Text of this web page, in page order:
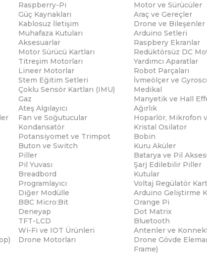
Raspberry-Pi Motor ve Sürücüler
Güç Kaynakları Araç ve Gereçler
Kablosuz İletişim Drone ve Bileşenler
Muhafaza Kutuları Arduino Setleri
Aksesuarlar Raspbery Ekranlar
Motor Sürücü Kartları Redüktörsüz DC
Titreşim Motorları Yardımcı Aparatlar
Lineer Motorlar Robot Parçaları
Stem Eğitim Setleri İvmeölçer ve
Çoklu Sensör Kartları (IMU) Medikal
Gaz Manyetik ve Hall
Ateş Algılayıcı Ağırlık
Fan ve Soğutucular Hoparlör, Mikrofon
Kondansatör Kristal Osilator
Potansiyomet ve Trimpot Bobin
Buton ve Switch Kuru Aküler
Piller Batarya ve Pil
Pil Yuvası Şarj Edilebilir Piller
Breadbord Kutular
Programlayıcı Voltaj Regülatör
Diğer Modülle Arduino Geliştirme
BBC Micro:Bit Orange Pi
Deneyap Dot Matrix
TFT-LCD Bluetooth
Wi-Fi ve IOT Ürünleri Antenler ve
Drone Motorları
Drone Gövde
Frame)